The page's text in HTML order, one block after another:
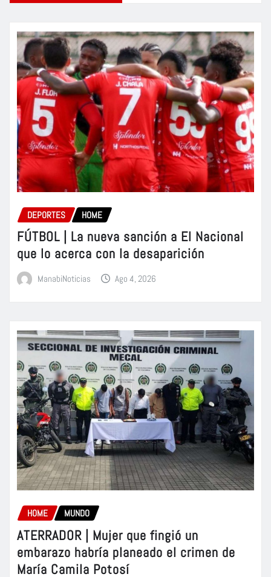
DEPORTES HOME
FÚTBOL | La nueva sanción a El Nacional
que lo acerca con la desaparición
ManabiNoticias Ago 4, 2026
HOME MUNDO
ATERRADOR | Mujer que fingió un
embarazo habría planeado el crimen de
María Camila Potosí